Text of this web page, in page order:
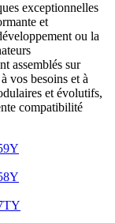
exceptionnelles
et
ou la
assemblés sur
vos besoins et à
et évolutifs,
compatibilité